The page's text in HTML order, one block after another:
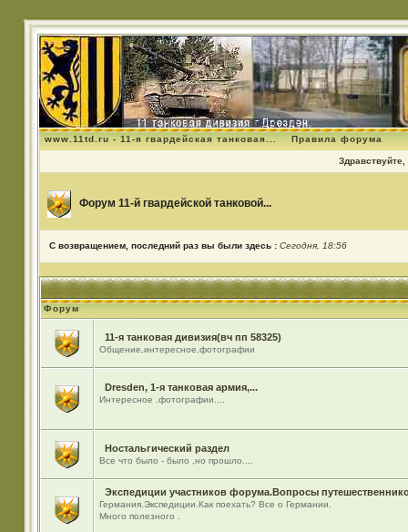
www.11td.ru - 11-я гвардейская танковая... Правила форума
Здравствуйте,
Форум 11-й гвардейской танковой...
С возвращением, последний раз вы были здесь : Сегодня, 18:56
Форум
11-я танковая дивизия(вч пп 58325)
Общение,интересное,фотографии
Dresden, 1-я танковая армия,...
Интересное .фотографии....
Ностальгический раздел
Все что было - было ,но прошло....
Экспедиции участников форума.Вопросы
Германия.Экспедиции.Как поехать? Все о Германии.
Много полезного .